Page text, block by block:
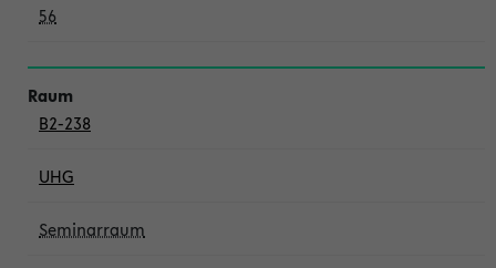
56
B2-238
UHG
Seminarraum